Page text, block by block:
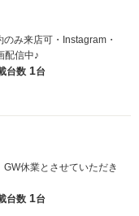
み来店可・Instagram・
配信中♪
台数 1台
休業とさせていただき
台数 1台